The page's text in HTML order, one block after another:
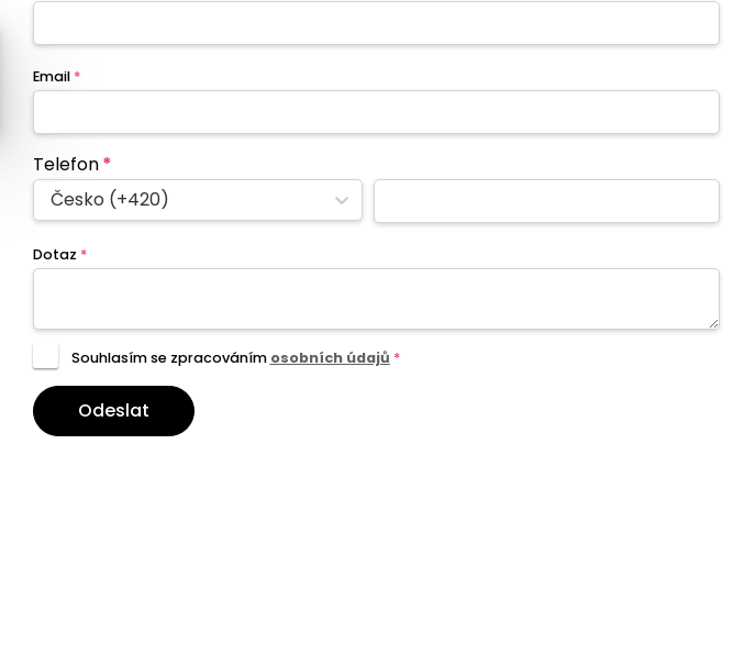
Email *
Telefon*
Česko (+420)
Dotaz *
Souhlasím se zpracováním osobních údajů *
Odeslat